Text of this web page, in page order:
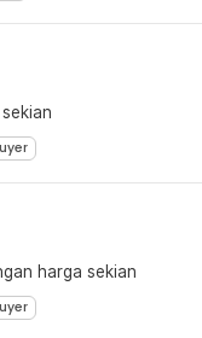
harga sekian